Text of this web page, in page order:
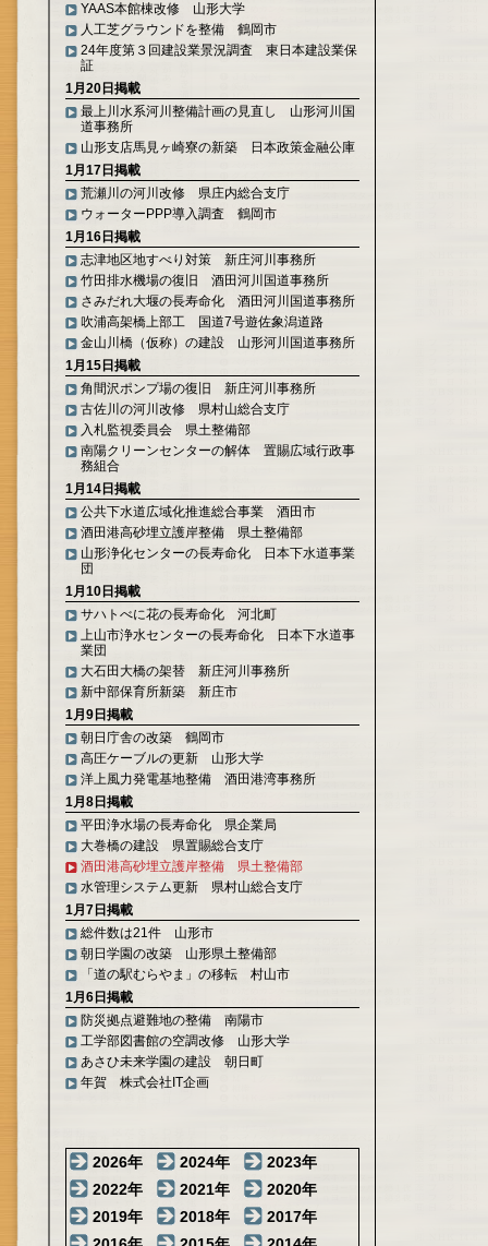
YAAS本館棟改修 山形大学
人工芝グラウンドを整備 鶴岡市
24年度第３回建設業景況調査 東日本建設業保
証
1月20日掲載
最上川水系河川整備計画の見直し 山形河川国
道事務所
山形支店馬見ヶ崎寮の新築 日本政策金融公庫
1月17日掲載
荒瀬川の河川改修 県庄内総合支庁
ウォーターPPP導入調査 鶴岡市
1月16日掲載
志津地区地すべり対策 新庄河川事務所
竹田排水機場の復旧 酒田河川国道事務所
さみだれ大堰の長寿命化 酒田河川国道事務所
吹浦高架橋上部工 国道7号遊佐象潟道路
金山川橋（仮称）の建設 山形河川国道事務所
1月15日掲載
角間沢ポンプ場の復旧 新庄河川事務所
古佐川の河川改修 県村山総合支庁
入札監視委員会 県土整備部
南陽クリーンセンターの解体 置賜広域行政事
務組合
1月14日掲載
公共下水道広域化推進総合事業 酒田市
酒田港高砂埋立護岸整備 県土整備部
山形浄化センターの長寿命化 日本下水道事業
団
1月10日掲載
サハトべに花の長寿命化 河北町
上山市浄水センターの長寿命化 日本下水道事
業団
大石田大橋の架替 新庄河川事務所
新中部保育所新築 新庄市
1月9日掲載
朝日庁舎の改築 鶴岡市
高圧ケーブルの更新 山形大学
洋上風力発電基地整備 酒田港湾事務所
1月8日掲載
平田浄水場の長寿命化 県企業局
大巻橋の建設 県置賜総合支庁
酒田港高砂埋立護岸整備 県土整備部
水管理システム更新 県村山総合支庁
1月7日掲載
総件数は21件 山形市
朝日学園の改築 山形県土整備部
「道の駅むらやま」の移転 村山市
1月6日掲載
防災拠点避難地の整備 南陽市
工学部図書館の空調改修 山形大学
あさひ未来学園の建設 朝日町
年賀 株式会社IT企画
2026年 2024年
2023年
2022年
2021年
2020年
2019年
2018年
2017年